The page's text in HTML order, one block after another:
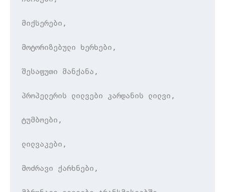
მიქსერები,
მოტორიზებული ხერხები,
შესაფუთი მანქანა,
პროპელერის ლილვები კარდანის ლილვი,
ტუმბოები,
ლილვაკები,
მოძრავი ქარხნები,